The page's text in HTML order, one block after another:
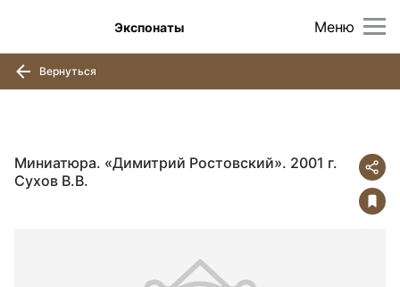
Меню
Экспонаты
Вернуться
Миниатюра. «Димитрий Ростовский». 2001 г.
Сухов В.В.